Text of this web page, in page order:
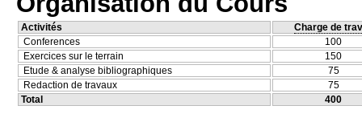
Activités
Charge de
Conferences
100
Exercices sur le terrain
150
Etude & analyse bibliographiques
75
Redaction de travaux
75
Total
400